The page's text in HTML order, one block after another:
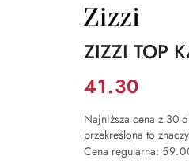
NAZWA
PRODUCENTA:
ZIZZI TOP
Cena:
41.30
Najniższa cena z 30
przekreślona to
Cena regularna: